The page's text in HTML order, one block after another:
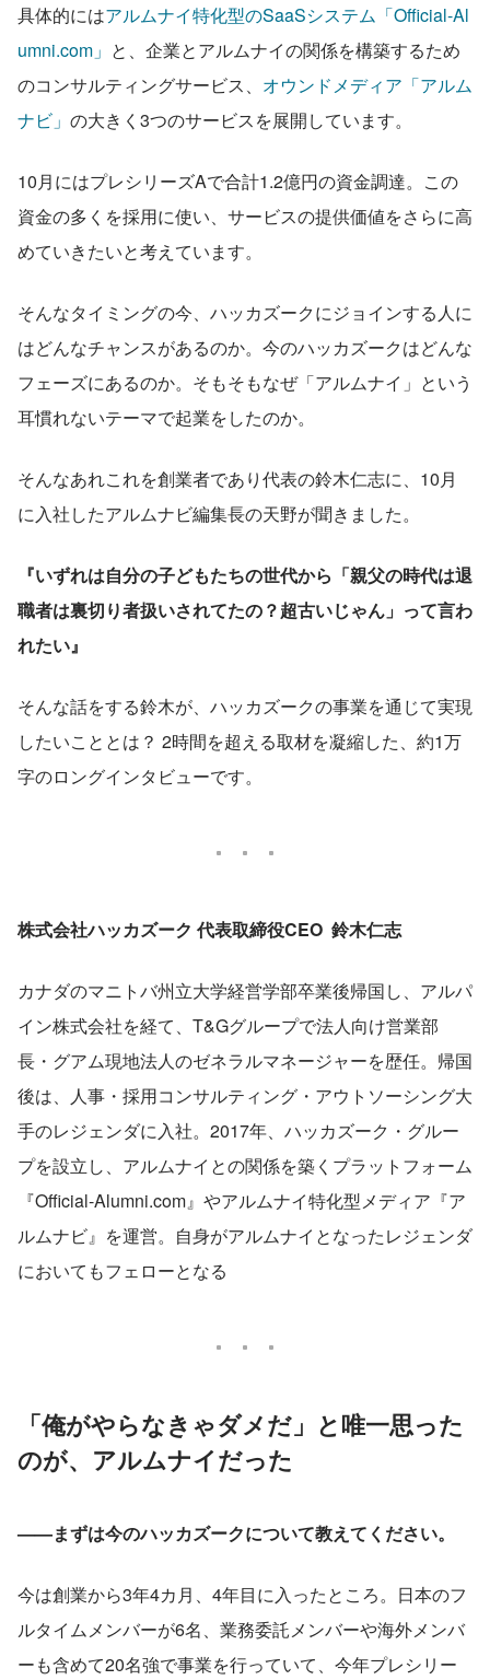
具体的にはアルムナイ特化型のSaaSシステム「Official-Al
umni.com」 と、企業とアルムナイの関係を構築するため
のコンサルティングサービス、 オウンドメディア「アルム
ナビ」 の大きく3つのサービスを展開しています。
10月にはプレシリーズAで合計1.2億円の資金調達。この
資金の多くを採用に使い、サービスの提供価値をさらに高
めていきたいと考えています。
そんなタイミングの今、ハッカズークにジョインする人に
はどんなチャンスがあるのか。今のハッカズークはどんな
フェーズにあるのか。そもそもなぜ「アルムナイ」という
耳慣れないテーマで起業をしたのか。
そんなあれこれを創業者であり代表の鈴木仁志に、10月
に入社したアルムナビ編集長の天野が聞きました。
『いずれは自分の子どもたちの世代から「親父の時代は退
職者は裏切り者扱いされてたの？超古いじゃん」って言わ
れたい』
そんな話をする鈴木が、ハッカズークの事業を通じて実現
したいこととは？ 2時間を超える取材を凝縮した、約1万
字のロングインタビューです。
株式会社ハッカズーク 代表取締役CEO  鈴木仁志
カナダのマニトバ州立大学経営学部卒業後帰国し、アルパ
イン株式会社を経て、T&Gグループで法人向け営業部
長・グアム現地法人のゼネラルマネージャーを歴任。帰国
後は、人事・採用コンサルティング・アウトソーシング大
手のレジェンダに入社。2017年、ハッカズーク・グルー
プを設立し、アルムナイとの関係を築くプラットフォーム
『Official-Alumni.com』やアルムナイ特化型メディア『ア
ルムナビ』を運営。自身がアルムナイとなったレジェンダ
においてもフェローとなる
「俺がやらなきゃダメだ」と唯一思った
のが、アルムナイだった
——まずは今のハッカズークについて教えてください。
今は創業から3年4カ月、4年目に入ったところ。日本のフ
ルタイムメンバーが6名、業務委託メンバーや海外メンバ
ーも含めて20名強で事業を行っていて、今年プレシリー